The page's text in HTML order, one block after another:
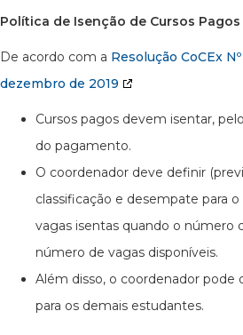
Política de Isenção de Cursos Pagos
De acordo com a Resolução CoCEx
dezembro de 2019
Cursos pagos devem isentar,
do pagamento.
O coordenador deve definir
classificação e desempate para
vagas isentas quando o número
número de vagas disponíveis.
Além disso, o coordenador
para os demais estudantes.